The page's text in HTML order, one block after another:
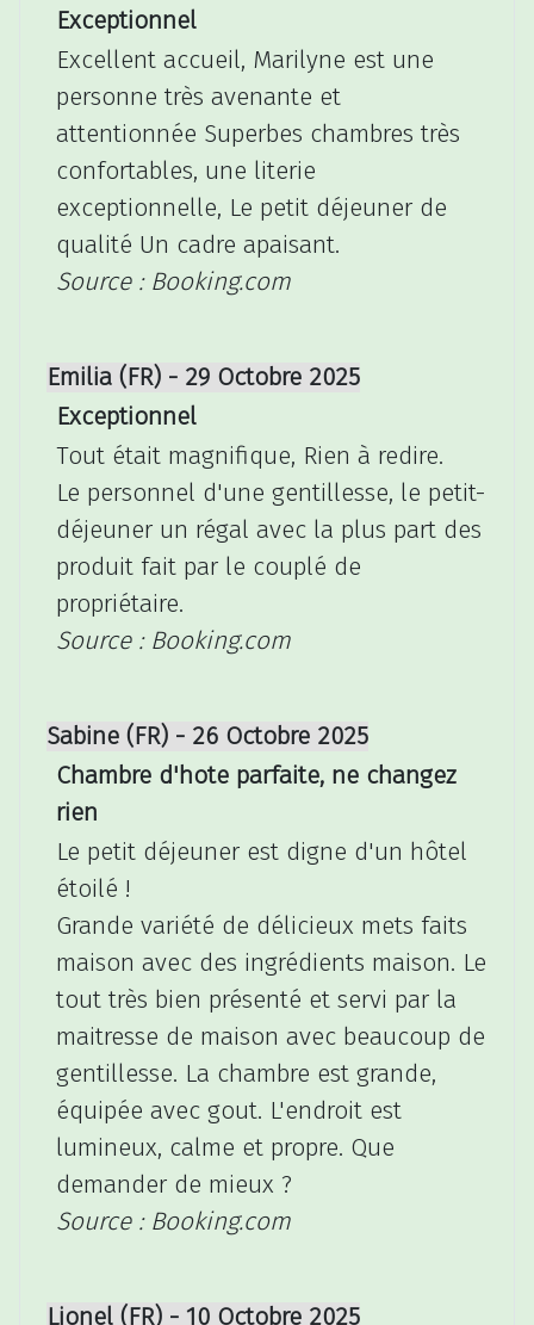
Exceptionnel
Excellent accueil, Marilyne est une
personne très avenante et
attentionnée Superbes chambres très
confortables, une literie
exceptionnelle, Le petit déjeuner de
qualité Un cadre apaisant.
Source : Booking.com
Emilia (FR) - 29 Octobre 2025
Exceptionnel
Tout était magnifique, Rien à redire.
Le personnel d'une gentillesse, le petit-
déjeuner un régal avec la plus part des
produit fait par le couplé de
propriétaire.
Source : Booking.com
Sabine (FR) - 26 Octobre 2025
Chambre d'hote parfaite, ne changez
rien
Le petit déjeuner est digne d'un hôtel
étoilé !
Grande variété de délicieux mets faits
maison avec des ingrédients maison. Le
tout très bien présenté et servi par la
maitresse de maison avec beaucoup de
gentillesse. La chambre est grande,
équipée avec gout. L'endroit est
lumineux, calme et propre. Que
demander de mieux ?
Source : Booking.com
Lionel (FR) - 10 Octobre 2025